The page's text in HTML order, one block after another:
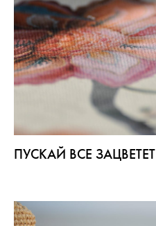
ПУСКАЙ ВСЕ ЗАЦВЕТЕТ